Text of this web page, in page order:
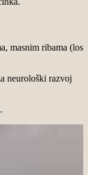
masnim ribama
neurološki razvoj